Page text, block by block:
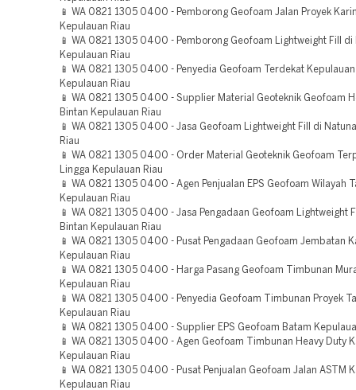
📱 WA 0821 1305 0400 - Pemborong Geofoam Jalan Proyek
Kepulauan Riau
📱 WA 0821 1305 0400 - Pemborong Geofoam Lightweight Fill di
Kepulauan Riau
📱 WA 0821 1305 0400 - Penyedia Geofoam Terdekat
Kepulauan Riau
📱 WA 0821 1305 0400 - Supplier Material Geoteknik Geofoam
Bintan Kepulauan Riau
📱 WA 0821 1305 0400 - Jasa Geofoam Lightweight Fill di
Riau
📱 WA 0821 1305 0400 - Order Material Geoteknik Geofoam
Lingga Kepulauan Riau
📱 WA 0821 1305 0400 - Agen Penjualan EPS Geofoam Wilayah
Kepulauan Riau
📱 WA 0821 1305 0400 - Jasa Pengadaan Geofoam Lightweight
Bintan Kepulauan Riau
📱 WA 0821 1305 0400 - Pusat Pengadaan Geofoam Jembatan
Kepulauan Riau
📱 WA 0821 1305 0400 - Harga Pasang Geofoam Timbunan
Kepulauan Riau
📱 WA 0821 1305 0400 - Penyedia Geofoam Timbunan Proyek
Kepulauan Riau
📱 WA 0821 1305 0400 - Supplier EPS Geofoam Batam
📱 WA 0821 1305 0400 - Agen Geofoam Timbunan Heavy Duty
Kepulauan Riau
📱 WA 0821 1305 0400 - Pusat Penjualan Geofoam Jalan ASTM
Kepulauan Riau